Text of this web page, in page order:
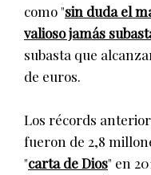
como "sin duda el
valioso jamás
subasta que
de euros.
Los récords
fueron de 2,8
"carta de Dios" en